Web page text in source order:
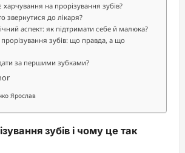
на прорізування зубів?
звернутися до лікаря?
аспект: як підтримати себе й малюка?
зубів: що правда, а що
за першими зубками?
Ярослав
зубів і чому це так